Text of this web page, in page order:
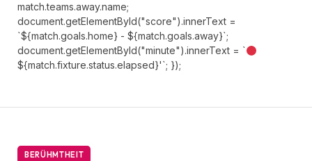
match.teams.away.name;
document.getElementById("score").innerText =
`${match.goals.home} - ${match.goals.away}`;
document.getElementById("minute").innerText = `
${match.fixture.status.elapsed}'`; });
BERÜHMTHEIT